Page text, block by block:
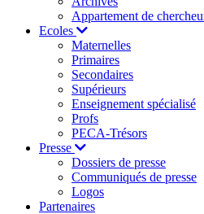
Appartement de
Ecoles
Maternelles
Primaires
Secondaires
Supérieurs
Enseignement spécialisé
Profs
PECA-Trésors
Presse
Dossiers de presse
Communiqués de presse
Logos
Partenaires